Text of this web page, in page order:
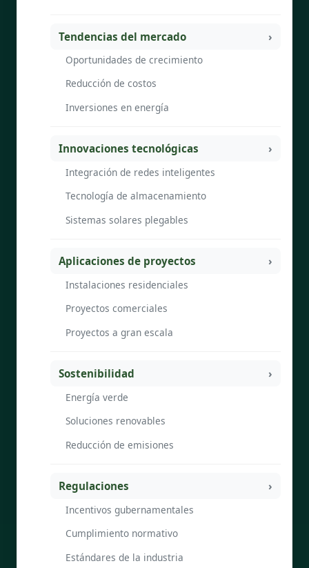
Tendencias del mercado
Oportunidades de crecimiento
Reducción de costos
Inversiones en energía
Innovaciones tecnológicas
Integración de redes inteligentes
Tecnología de almacenamiento
Sistemas solares plegables
Aplicaciones de proyectos
Instalaciones residenciales
Proyectos comerciales
Proyectos a gran escala
Sostenibilidad
Energía verde
Soluciones renovables
Reducción de emisiones
Regulaciones
Incentivos gubernamentales
Cumplimiento normativo
Estándares de la industria